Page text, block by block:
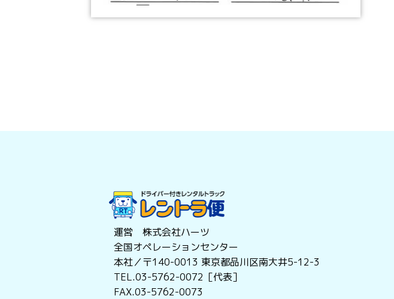
運営 株式会社ハーツ
全国オペレーションセンター
本社／〒140-0013 東京都品川区南大井5-12-3
TEL.03-5762-0072［代表］
FAX.03-5762-0073